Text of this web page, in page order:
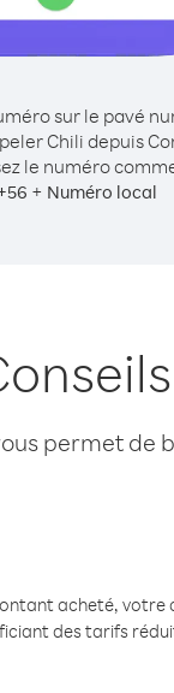
sur le pavé
Chili depuis
le numéro
56 + Numéro local
permet de
acheté, votre
des tarifs